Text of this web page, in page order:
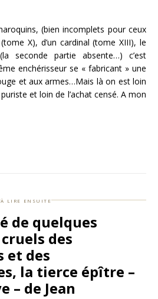
(bien incomplets pour ceux
X), d’un cardinal (tome XIII), le
seconde partie absente…) c’est
enchérisseur se « fabricant » une
et aux armes…Mais là on est loin
et loin de l’achat censé. A mon
à lire ensuite
de quelques
des
et des
la tierce épître –
– de Jean